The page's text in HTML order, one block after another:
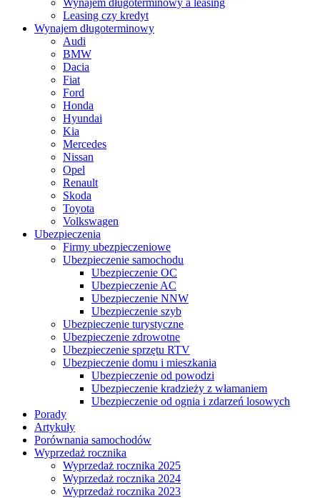
Wynajem długoterminowy a leasing
Leasing czy kredyt
Wynajem długoterminowy
Audi
BMW
Dacia
Fiat
Ford
Honda
Hyundai
Kia
Mercedes
Nissan
Opel
Renault
Skoda
Toyota
Volkswagen
Ubezpieczenia
Firmy ubezpieczeniowe
Ubezpieczenie samochodu
Ubezpieczenie OC
Ubezpieczenie AC
Ubezpieczenie NNW
Ubezpieczenie szyb
Ubezpieczenie turystyczne
Ubezpieczenie zdrowotne
Ubezpieczenie sprzętu RTV
Ubezpieczenie domu i mieszkania
Ubezpieczenie od powodzi
Ubezpieczenie kradzieży z włamaniem
Ubezpieczenie od ognia i zdarzeń losowych
Porady
Artykuły
Porównania samochodów
Wyprzedaż rocznika
Wyprzedaż rocznika 2025
Wyprzedaż rocznika 2024
Wyprzedaż rocznika 2023